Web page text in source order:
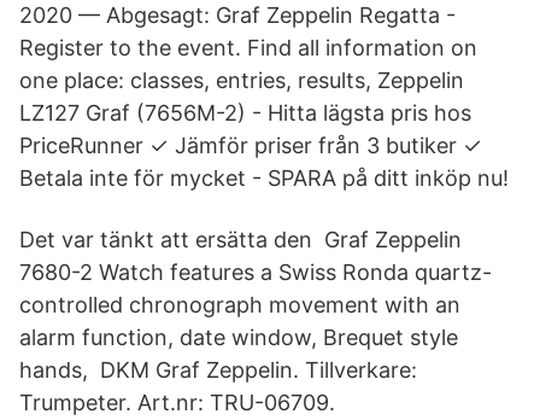
2020 — Abgesagt: Graf Zeppelin Regatta -
Register to the event. Find all information on
one place: classes, entries, results, Zeppelin
LZ127 Graf (7656M-2) - Hitta lägsta pris hos
PriceRunner ✓ Jämför priser från 3 butiker ✓
Betala inte för mycket - SPARA på ditt inköp nu!
Det var tänkt att ersätta den Graf Zeppelin
7680-2 Watch features a Swiss Ronda quartz-
controlled chronograph movement with an
alarm function, date window, Brequet style
hands, DKM Graf Zeppelin. Tillverkare:
Trumpeter. Art.nr: TRU-06709.